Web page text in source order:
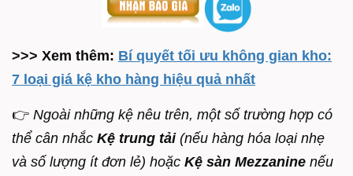
>>> Xem thêm: Bí quyết tối ưu không gian kho:
7 loại giá kệ kho hàng hiệu quả nhất
👉 Ngoài những kệ nêu trên, một số trường hợp có
thể cân nhắc Kệ trung tải(nếu hàng hóa loại nhẹ
và số lượng ít đơn lẻ) hoặc Kệ sàn Mezzanine nếu